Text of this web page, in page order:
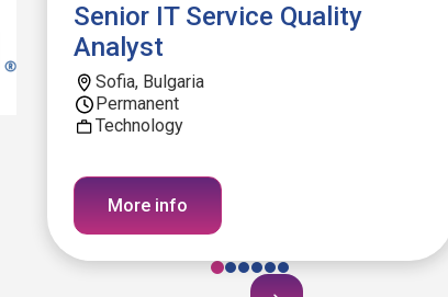
Senior IT Service Quality
Analyst
Sofia, Bulgaria
Permanent
Technology
More info